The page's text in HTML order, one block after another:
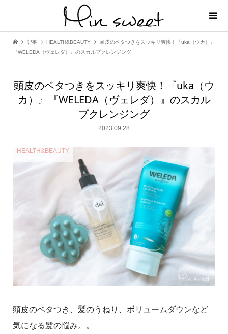
記事 HEALTH&BEAUTY
頭皮のベタつきをスッキリ爽快！『uka（ウカ）』
『WELEDA（ヴェレダ）』のスカルプクレンジング
頭皮のベタつきをスッキリ爽快！『uka（ウ
カ）』『WELEDA（ヴェレダ）』のスカル
プクレンジング
2023.09.28
HEALTH&BEAUTY
頭皮のベタつき、髪のうねり、ボリュームダウンなど
気になる髪の悩み。。